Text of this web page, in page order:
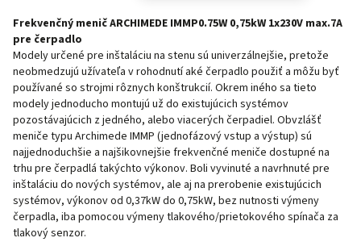
Frekvenčný menič ARCHIMEDE IMMP0.75W 0,75kW 1x230V max.7A
pre čerpadlo
Modely určené pre inštaláciu na stenu sú univerzálnejšie, pretože
neobmedzujú užívateľa v rohodnutí aké čerpadlo použiť a môžu byť
používané so strojmi rôznych konštrukcií. Okrem iného sa tieto
modely jednoducho montujú už do existujúcich systémov
pozostávajúcich z jedného, alebo viacerých čerpadiel. Obvzlášť
meniče typu Archimede IMMP (jednofázový vstup a výstup) sú
najjednoduchšie a najšikovnejšie frekvenčné meniče dostupné na
trhu pre čerpadlá takýchto výkonov. Boli vyvinuté a navrhnuté pre
inštaláciu do nových systémov, ale aj na prerobenie existujúcich
systémov, výkonov od 0,37kW do 0,75kW, bez nutnosti výmeny
čerpadla, iba pomocou výmeny tlakového/prietokového spínača za
tlakový senzor.